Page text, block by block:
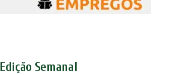
Edição Semanal